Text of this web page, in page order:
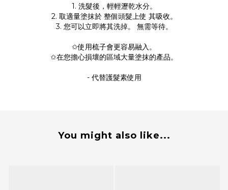
1. 洗髮後，輕輕瀝乾水分。
2. ⁠取適量塗抹於 整個頭髮上使 其吸收。
3. ⁠您可以立即將其洗掉。 無需等待。
✩使用梳子會更容易融入。
✩在您擔心損壞的區域大量塗抹的產品。
- 代替護髮素使用
You might also like...